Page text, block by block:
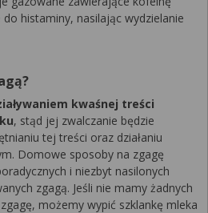
do histaminy, nasilając wydzielanie
kwaśnej treści
, stąd jej zwalczanie będzie
tej treści oraz działaniu
Domowe sposoby na zgagę
i niezbyt nasilonych
zgagą. Jeśli nie mamy żadnych
możemy wypić szklankę mleka